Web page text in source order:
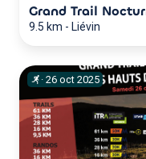
Grand Trail
9.5 km - Liévin
· 26 oct 2025